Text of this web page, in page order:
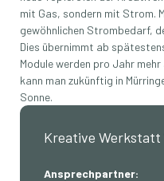
mit Gas, sondern mit Strom.
gewöhnlichen Strombedarf,
Dies übernimmt ab
Module werden pro Jahr
kann man zukünftig in
Sonne.
Kreative Werkstatt
Ansprechpartner: